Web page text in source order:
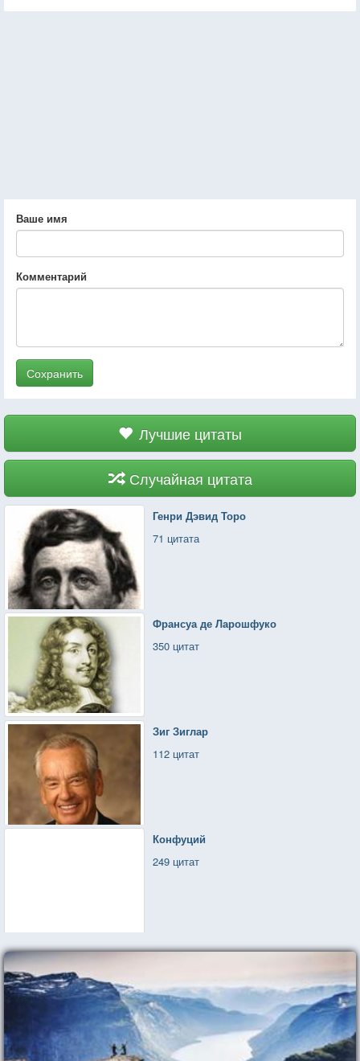
Ваше имя
Комментарий
Сохранить
Лучшие цитаты
Случайная цитата
Генри Дэвид Торо
71 цитата
Франсуа де Ларошфуко
350 цитат
Зиг Зиглар
112 цитат
Конфуций
249 цитат